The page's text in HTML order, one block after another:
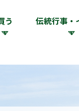
う 伝統行事・